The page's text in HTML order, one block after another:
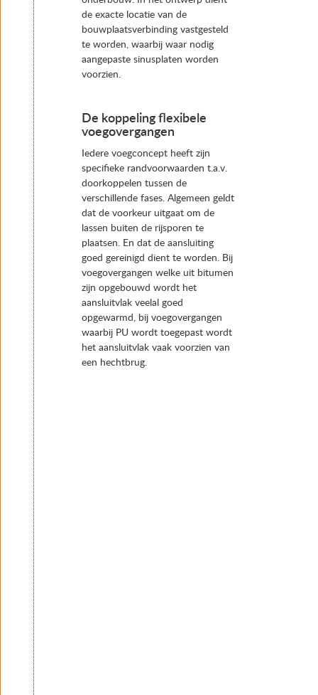
de exacte locatie van de
bouwplaatsverbinding vastgesteld
te worden, waarbij waar nodig
aangepaste sinusplaten worden
voorzien.
De koppeling flexibele
voegovergangen
Iedere voegconcept heeft zijn
specifieke randvoorwaarden t.a.v.
doorkoppelen tussen de
verschillende fases. Algemeen geldt
dat de voorkeur uitgaat om de
lassen buiten de rijsporen te
plaatsen. En dat de aansluiting
goed gereinigd dient te worden. Bij
voegovergangen welke uit bitumen
zijn opgebouwd wordt het
aansluitvlak veelal goed
opgewarmd, bij voegovergangen
waarbij PU wordt toegepast wordt
het aansluitvlak vaak voorzien van
een hechtbrug.